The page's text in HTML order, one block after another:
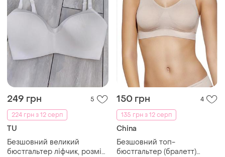
249 грн
5
224 грн з 12 серп
TU
Безшовний великий
бюстгальтер ліфчик, розмір
150 грн
4
135 грн з 12 серп
China
Безшовний топ-
бюстгальтер (бралетт)